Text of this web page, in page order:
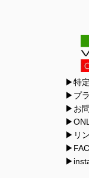
▶特
▶プ
▶お
▶リ